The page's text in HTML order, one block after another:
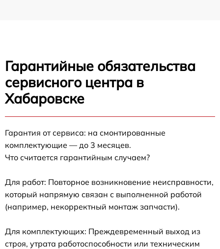
Гарантийные обязательства
сервисного центра в
Хабаровске
Гарантия от сервиса: на смонтированные
комплектующие — до 3 месяцев.
Что считается гарантийным случаем?
Для работ: Повторное возникновение неисправности,
который напрямую связан с выполненной работой
(например, некорректный монтаж запчасти).
Для комплектующих: Преждевременный выход из
строя, утрата работоспособности или техническим